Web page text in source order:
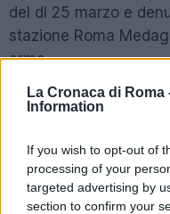
La Cronaca di Roma
Information
If you wish to opt-out of
processing of your
targeted advertising by
section to confirm your
del dl 25 marzo e
stazione Roma
arma.
ITALIA I contagi
tornano ad
aumentare